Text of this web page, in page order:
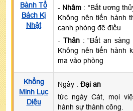
Bành Tổ
Bách Kị
Nhật
- Nhâm : “Bất ương
Không nên tiến hành
canh phòng đê điều
- Thân: “Bất an sàng
Không nên tiến hành
ma vào phòng
Khổng
Minh Lục
Diệu
Ngày : Đại an
tức ngày Cát, mọi
hành sự thành công.